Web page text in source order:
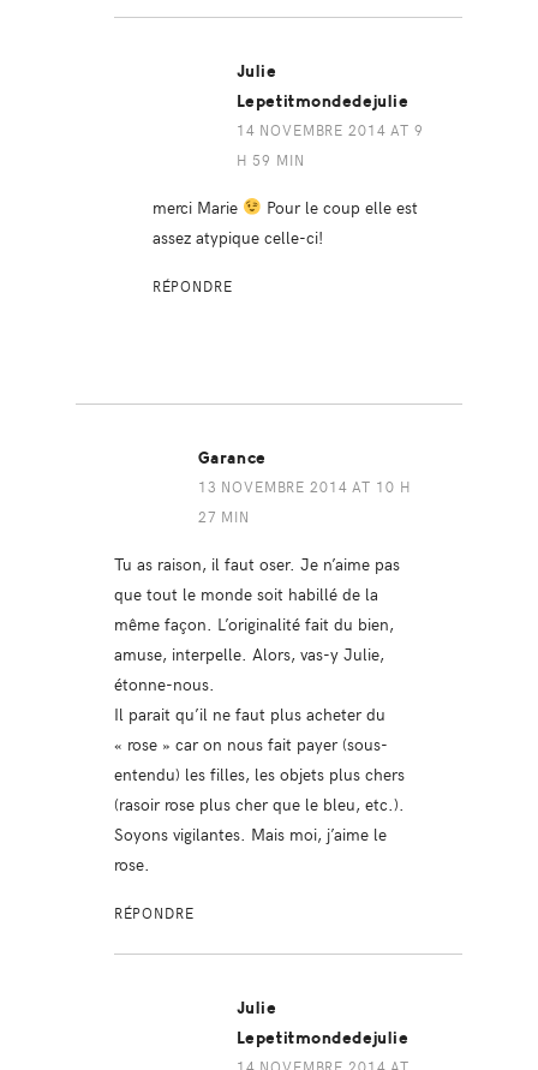
Julie
Lepetitmondedejulie
14 NOVEMBRE 2014 AT 9
H 59 MIN
merci Marie
Pour le coup elle est
assez atypique celle-ci!
RÉPONDRE
Garance
13 NOVEMBRE 2014 AT 10 H
27 MIN
Tu as raison, il faut oser. Je n’aime pas
que tout le monde soit habillé de la
même façon. L’originalité fait du bien,
amuse, interpelle. Alors, vas-y Julie,
étonne-nous.
Il parait qu’il ne faut plus acheter du
« rose » car on nous fait payer (sous-
entendu) les filles, les objets plus chers
(rasoir rose plus cher que le bleu, etc.).
Soyons vigilantes. Mais moi, j’aime le
rose.
RÉPONDRE
Julie
Lepetitmondedejulie